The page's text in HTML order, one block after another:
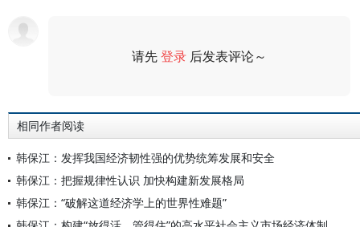
请先登录 后发表评论～
相同作者阅读
韩保江：发挥我国经济韧性强的优势统筹发展和安全
韩保江：把握规律性认识 加快构建新发展格局
韩保江：“破解这道经济学上的世界性难题”